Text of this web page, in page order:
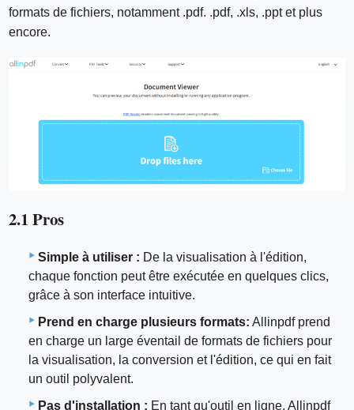
formats de fichiers, notamment .pdf. .pdf, .xls, .ppt et plus
encore.
2.1 Pros
Simple à utiliser : De la visualisation à l'édition,
chaque fonction peut être exécutée en quelques clics,
grâce à son interface intuitive.
Prend en charge plusieurs formats: Allinpdf prend
en charge un large éventail de formats de fichiers pour
la visualisation, la conversion et l'édition, ce qui en fait
un outil polyvalent.
Pas d'installation : En tant qu'outil en ligne, Allinpdf